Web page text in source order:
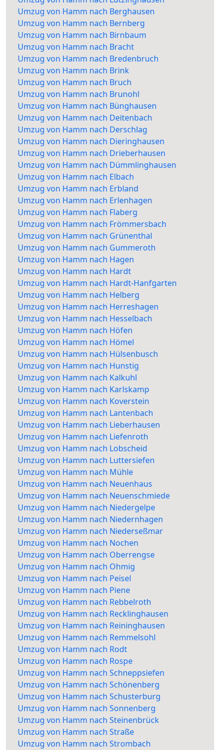
Umzug von Hamm nach Berghausen
Umzug von Hamm nach Bernberg
Umzug von Hamm nach Birnbaum
Umzug von Hamm nach Bracht
Umzug von Hamm nach Bredenbruch
Umzug von Hamm nach Brink
Umzug von Hamm nach Bruch
Umzug von Hamm nach Brunohl
Umzug von Hamm nach Bünghausen
Umzug von Hamm nach Deitenbach
Umzug von Hamm nach Derschlag
Umzug von Hamm nach Dieringhausen
Umzug von Hamm nach Drieberhausen
Umzug von Hamm nach Dümmlinghausen
Umzug von Hamm nach Elbach
Umzug von Hamm nach Erbland
Umzug von Hamm nach Erlenhagen
Umzug von Hamm nach Flaberg
Umzug von Hamm nach Frömmersbach
Umzug von Hamm nach Grünenthal
Umzug von Hamm nach Gummeroth
Umzug von Hamm nach Hagen
Umzug von Hamm nach Hardt
Umzug von Hamm nach Hardt-Hanfgarten
Umzug von Hamm nach Helberg
Umzug von Hamm nach Herreshagen
Umzug von Hamm nach Hesselbach
Umzug von Hamm nach Höfen
Umzug von Hamm nach Hömel
Umzug von Hamm nach Hülsenbusch
Umzug von Hamm nach Hunstig
Umzug von Hamm nach Kalkuhl
Umzug von Hamm nach Karlskamp
Umzug von Hamm nach Koverstein
Umzug von Hamm nach Lantenbach
Umzug von Hamm nach Lieberhausen
Umzug von Hamm nach Liefenroth
Umzug von Hamm nach Lobscheid
Umzug von Hamm nach Luttersiefen
Umzug von Hamm nach Mühle
Umzug von Hamm nach Neuenhaus
Umzug von Hamm nach Neuenschmiede
Umzug von Hamm nach Niedergelpe
Umzug von Hamm nach Niedernhagen
Umzug von Hamm nach Niederseßmar
Umzug von Hamm nach Nochen
Umzug von Hamm nach Oberrengse
Umzug von Hamm nach Ohmig
Umzug von Hamm nach Peisel
Umzug von Hamm nach Piene
Umzug von Hamm nach Rebbelroth
Umzug von Hamm nach Recklinghausen
Umzug von Hamm nach Reininghausen
Umzug von Hamm nach Remmelsohl
Umzug von Hamm nach Rodt
Umzug von Hamm nach Rospe
Umzug von Hamm nach Schneppsiefen
Umzug von Hamm nach Schönenberg
Umzug von Hamm nach Schusterburg
Umzug von Hamm nach Sonnenberg
Umzug von Hamm nach Steinenbrück
Umzug von Hamm nach Straße
Umzug von Hamm nach Strombach